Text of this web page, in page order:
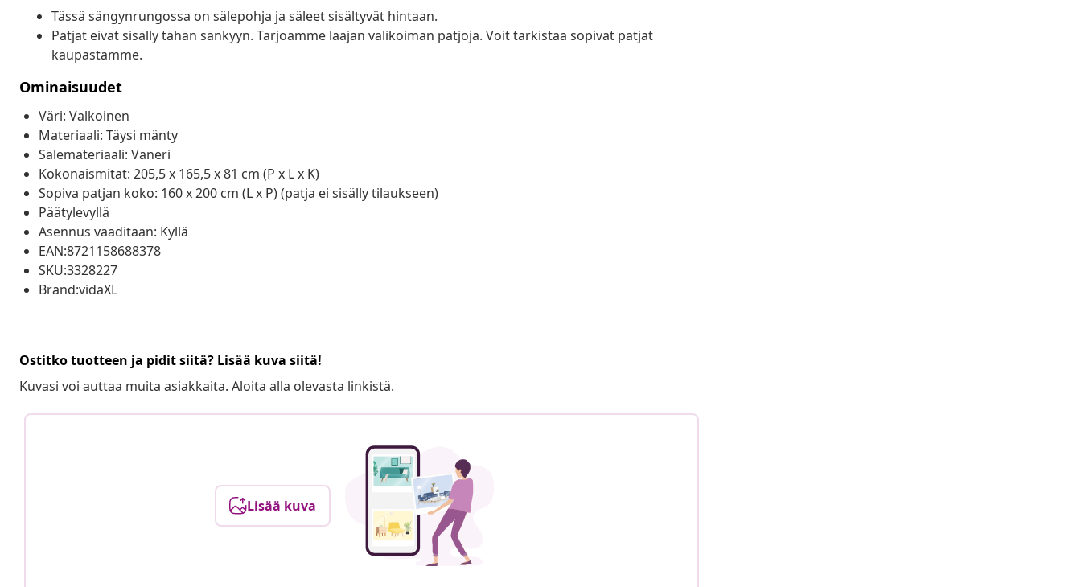
Tässä sängynrungossa on sälepohja ja säleet sisältyvät hintaan.
Patjat eivät sisälly tähän sänkyyn. Tarjoamme laajan valikoiman patjoja. Voit tarkistaa sopivat patjat
kaupastamme.
Ominaisuudet
Väri: Valkoinen
Materiaali: Täysi mänty
Sälemateriaali: Vaneri
Kokonaismitat: 205,5 x 165,5 x 81 cm (P x L x K)
Sopiva patjan koko: 160 x 200 cm (L x P) (patja ei sisälly tilaukseen)
Päätylevyllä
Asennus vaaditaan: Kyllä
EAN:8721158688378
SKU:3328227
Brand:vidaXL
Ostitko tuotteen ja pidit siitä? Lisää kuva siitä!
Kuvasi voi auttaa muita asiakkaita. Aloita alla olevasta linkistä.
Lisää kuva